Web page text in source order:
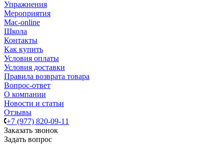
Упражнения
Мероприятия
Mac-online
Школа
Контакты
Как купить
Условия оплаты
Условия доставки
Правила возврата товара
Вопрос-ответ
О компании
Новости и статьи
Отзывы
+7 (977) 820-09-11
Заказать звонок
Задать вопрос